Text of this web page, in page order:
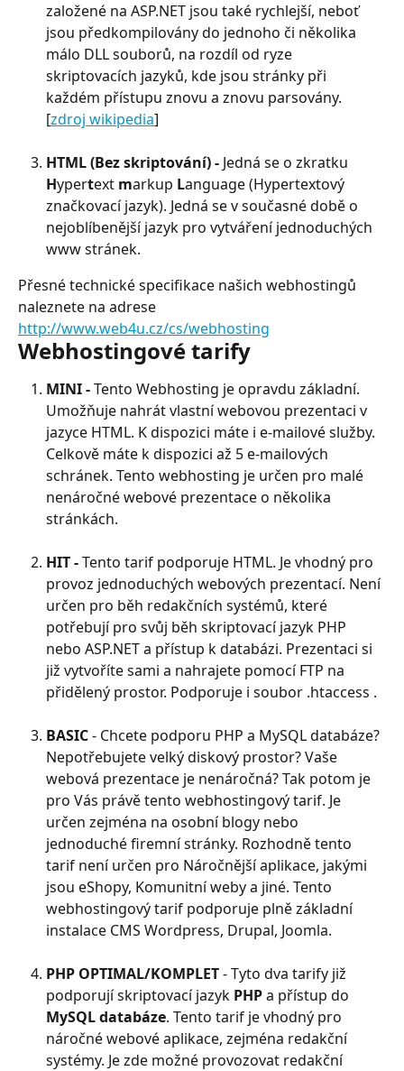
založené na ASP.NET jsou také rychlejší, neboť
jsou předkompilovány do jednoho či několika
málo DLL souborů, na rozdíl od ryze
skriptovacích jazyků, kde jsou stránky při
každém přístupu znovu a znovu parsovány.
[zdroj wikipedia]
HTML (Bez skriptování) - Jedná se o zkratku
Hypertext markup Language (Hypertextový
značkovací jazyk). Jedná se v současné době o
nejoblíbenější jazyk pro vytváření jednoduchých
www stránek.
Přesné technické specifikace našich webhostingů
naleznete na adrese
http://www.web4u.cz/cs/webhosting
Webhostingové tarify
MINI - Tento Webhosting je opravdu základní.
Umožňuje nahrát vlastní webovou prezentaci v
jazyce HTML. K dispozici máte i e-mailové služby.
Celkově máte k dispozici až 5 e-mailových
schránek. Tento webhosting je určen pro malé
nenáročné webové prezentace o několika
stránkách.
HIT - Tento tarif podporuje HTML. Je vhodný pro
provoz jednoduchých webových prezentací. Není
určen pro běh redakčních systémů, které
potřebují pro svůj běh skriptovací jazyk PHP
nebo ASP.NET a přístup k databázi. Prezentaci si
již vytvoříte sami a nahrajete pomocí FTP na
přidělený prostor. Podporuje i soubor .htaccess .
BASIC - Chcete podporu PHP a MySQL databáze?
Nepotřebujete velký diskový prostor? Vaše
webová prezentace je nenáročná? Tak potom je
pro Vás právě tento webhostingový tarif. Je
určen zejména na osobní blogy nebo
jednoduché firemní stránky. Rozhodně tento
tarif není určen pro Náročnější aplikace, jakými
jsou eShopy, Komunitní weby a jiné. Tento
webhostingový tarif podporuje plně základní
instalace CMS Wordpress, Drupal, Joomla.
PHP OPTIMAL/KOMPLET - Tyto dva tarify již
podporují skriptovací jazyk PHP a přístup do
MySQL databáze. Tento tarif je vhodný pro
náročné webové aplikace, zejména redakční
systémy. Je zde možné provozovat redakční